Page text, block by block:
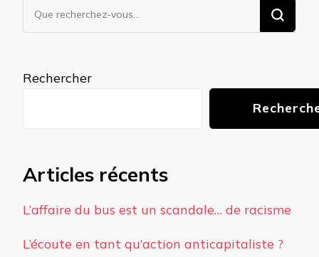
Vous
recherchiez
Rechercher
Articles récents
L’affaire du bus est un scandale… de racisme
L’écoute en tant qu’action anticapitaliste ?